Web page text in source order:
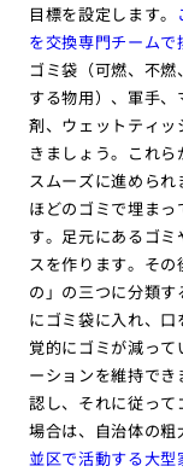
目標を設定します。
を交換専門チームで
ゴミ袋（可燃、不
する物用）、軍手
剤、ウェットティ
きましょう。これ
スムーズに進めら
ほどのゴミで埋ま
す。足元にあるゴ
スを作ります。そ
の」の三つに分類
にゴミ袋に入れ、
覚的にゴミが減っ
ーションを維持で
認し、それに従っ
場合は、自治体の
並区で活動する大